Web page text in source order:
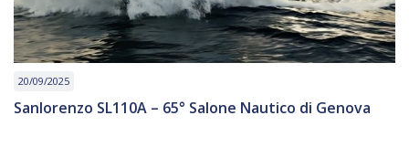
20/09/2025
Sanlorenzo SL110A – 65° Salone Nautico di Genova